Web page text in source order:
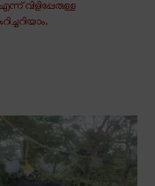
വിളിപ്പേരുള്ള